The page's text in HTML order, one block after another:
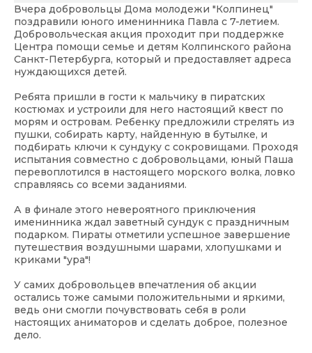
Вчера добровольцы Дома молодежи "Колпинец"
поздравили юного именинника Павла с 7-летием.
Добровольческая акция проходит при поддержке
Центра помощи семье и детям Колпинского района
Санкт-Петербурга, который и предоставляет адреса
нуждающихся детей.
Ребята пришли в гости к мальчику в пиратских
костюмах и устроили для него настоящий квест по
морям и островам. Ребенку предложили стрелять из
пушки, собирать карту, найденную в бутылке, и
подбирать ключи к сундуку с сокровищами. Проходя
испытания совместно с добровольцами, юный Паша
перевоплотился в настоящего морского волка, ловко
справляясь со всеми заданиями.
А в финале этого невероятного приключения
именинника ждал заветный сундук с праздничным
подарком. Пираты отметили успешное завершение
путешествия воздушными шарами, хлопушками и
криками "ура"!
У самих добровольцев впечатления об акции
остались тоже самыми положительными и яркими,
ведь они смогли почувствовать себя в роли
настоящих аниматоров и сделать доброе, полезное
дело.